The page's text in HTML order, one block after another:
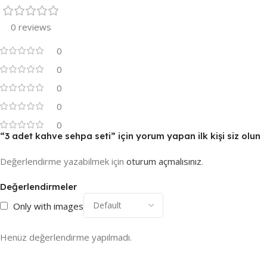
0 reviews
0
0
0
0
0
Değerlendirmeler
Only with images
Henüz değerlendirme yapılmadı.
“3 adet kahve sehpa seti” için yorum yapan ilk kişi siz olun
Değerlendirme yazabilmek için oturum açmalısınız.